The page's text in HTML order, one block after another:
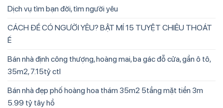
Dịch vụ tìm bạn đời, tìm người yêu
CÁCH ĐỂ CÓ NGƯỜI YÊU? BẬT MÍ 15 TUYỆT CHIÊU THOÁT
Ế
Bán nhà định công thượng, hoàng mai, ba gác đỗ cửa, gần ô tô,
35m2, 7.15tỷ ctl
Bán nhà đẹp phố hoàng hoa thám 35m2 5tầng mặt tiền 3m
5.99 tỷ tây hồ